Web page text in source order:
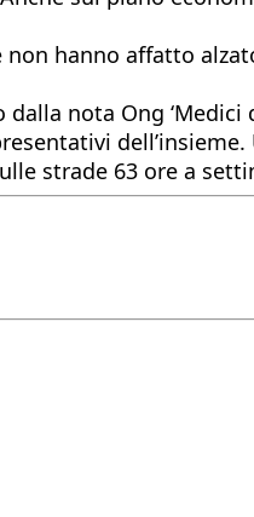
non hanno affatto
nota Ong
strade 63 ore a